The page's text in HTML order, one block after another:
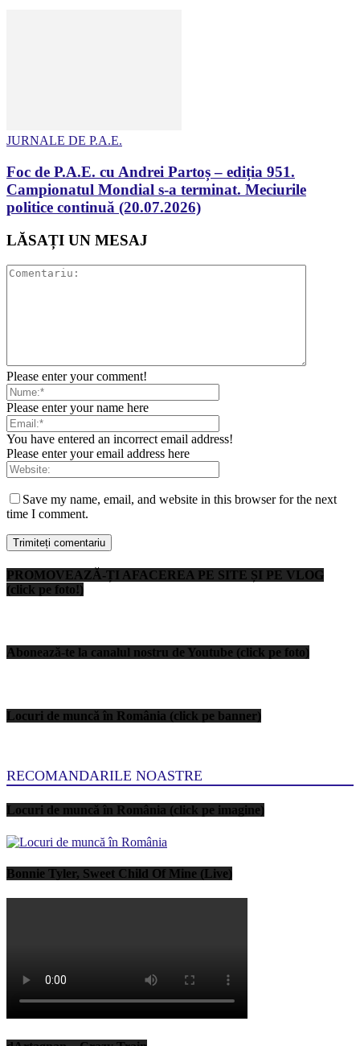
JURNALE DE P.A.E.
Foc de P.A.E. cu Andrei Partoș – ediția 951.
Campionatul Mondial s-a terminat. Meciurile
politice continuă (20.07.2026)
LĂSAȚI UN MESAJ
Please enter your comment!
Please enter your name here
You have entered an incorrect email address!
Please enter your email address here
Save my name, email, and website in this browser for the next
time I comment.
PROMOVEAZĂ-ȚI AFACEREA PE SITE ȘI PE VLOG
(click pe foto!)
Abonează-te la canalul nostru de Youtube (click pe foto)
Locuri de muncă în România (click pe banner)
RECOMANDARILE NOASTRE
Locuri de muncă în România (click pe imagine)
Bonnie Tyler, Sweet Child Of Mine (Live)